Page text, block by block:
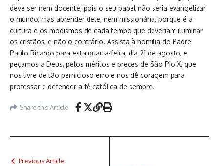
deve ser nem docente, pois o seu papel não seria evangelizar
o mundo, mas aprender dele, nem missionária, porque é a
cultura e os modismos de cada tempo que deveriam iluminar
os cristãos, e não o contrário. Assista à homilia do Padre
Paulo Ricardo para esta quarta-feira, dia 21 de agosto, e
peçamos a Deus, pelos méritos e preces de São Pio X, que
nos livre de tão pernicioso erro e nos dê coragem para
professar e defender a fé católica de sempre.
Share this Article
Previous Article